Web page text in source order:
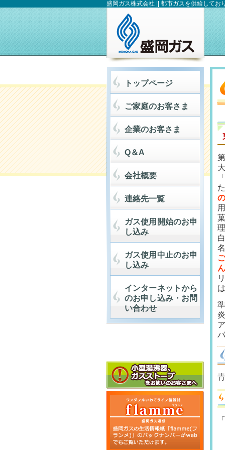
盛岡ガス株式会社 || 都市ガスを供給してお
トップページ
ご家庭のお客さま
企業のお客さま
Q＆A
会社概要
連絡先一覧
ガス使用開始のお申
し込み
ガス使用中止のお申
し込み
インターネットから
のお申し込み・お問
い合わせ